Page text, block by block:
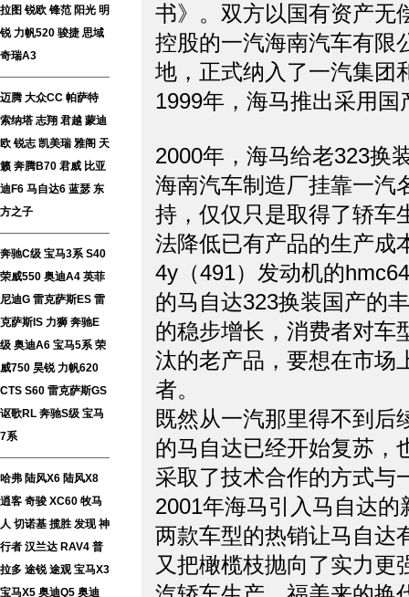
拉图 锐欧 锋范 阳光 明
锐 力帆520 骏捷 思域
奇瑞A3
迈腾 大众CC 帕萨特
索纳塔 志翔 君越 蒙迪
欧 锐志 凯美瑞 雅阁 天
籁 奔腾B70 君威 比亚
迪F6 马自达6 蓝瑟 东
方之子
奔驰C级 宝马3系 S40
荣威550 奥迪A4 英菲
尼迪G 雷克萨斯ES 雷
克萨斯IS 力狮 奔驰E
级 奥迪A6 宝马5系 荣
威750 昊锐 力帆620
CTS S60 雷克萨斯GS
讴歌RL 奔驰S级 宝马
7系
哈弗 陆风X6 陆风X8
逍客 奇骏 XC60 牧马
人 切诺基 揽胜 发现 神
行者 汉兰达 RAV4 普
拉多 途锐 途观 宝马X3
宝马X5 奥迪Q5 奥迪
书》。双方以国有资产无
控股的一汽海南汽车有限
地，正式纳入了一汽
1999年，海马推出采用
2000年，海马给老323
海南汽车制造厂挂靠一汽
持，仅仅只是取得了轿车
法降低已有产品的生产成
4y（491）发动机的
的马自达323换装国产的
的稳步增长，消费者对车
汰的老产品，要想在市场
者。
既然从一汽那里得不到后
的马自达已经开始复苏，
采取了技术合作的方
2001年海马引入马自
两款车型的热销让马自达
又把橄榄枝抛向了实力更